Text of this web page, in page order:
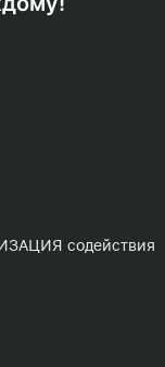
содействия